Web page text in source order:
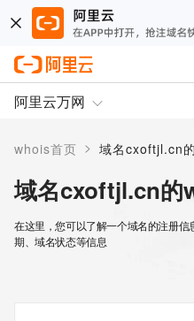
阿里云万网
whois首页 > 域名cxoftjl.cn
域名cxoftjl.cn的
在这里，您可以了解一个域名的注册
期、域名状态等信息